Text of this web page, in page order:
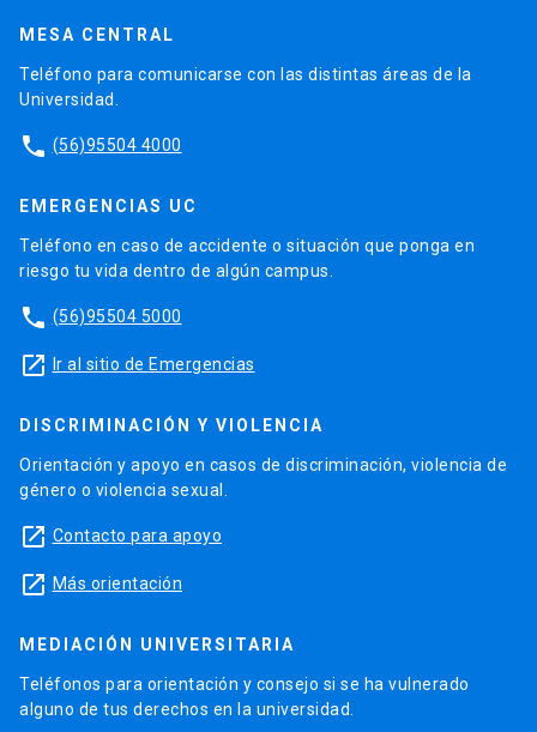
MESA CENTRAL
Teléfono para comunicarse con las distintas áreas de la
Universidad.
phone (56)95504 4000
EMERGENCIAS UC
Teléfono en caso de accidente o situación que ponga en
riesgo tu vida dentro de algún campus.
phone (56)95504 5000
launch Ir al sitio de Emergencias
DISCRIMINACIÓN Y VIOLENCIA
Orientación y apoyo en casos de discriminación, violencia de
género o violencia sexual.
launch Contacto para apoyo
launch Más orientación
MEDIACIÓN UNIVERSITARIA
Teléfonos para orientación y consejo si se ha vulnerado
alguno de tus derechos en la universidad.